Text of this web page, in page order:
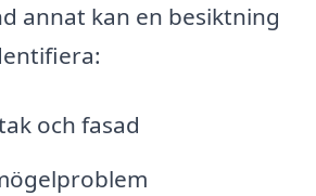
annat kan en besiktning
och fasad